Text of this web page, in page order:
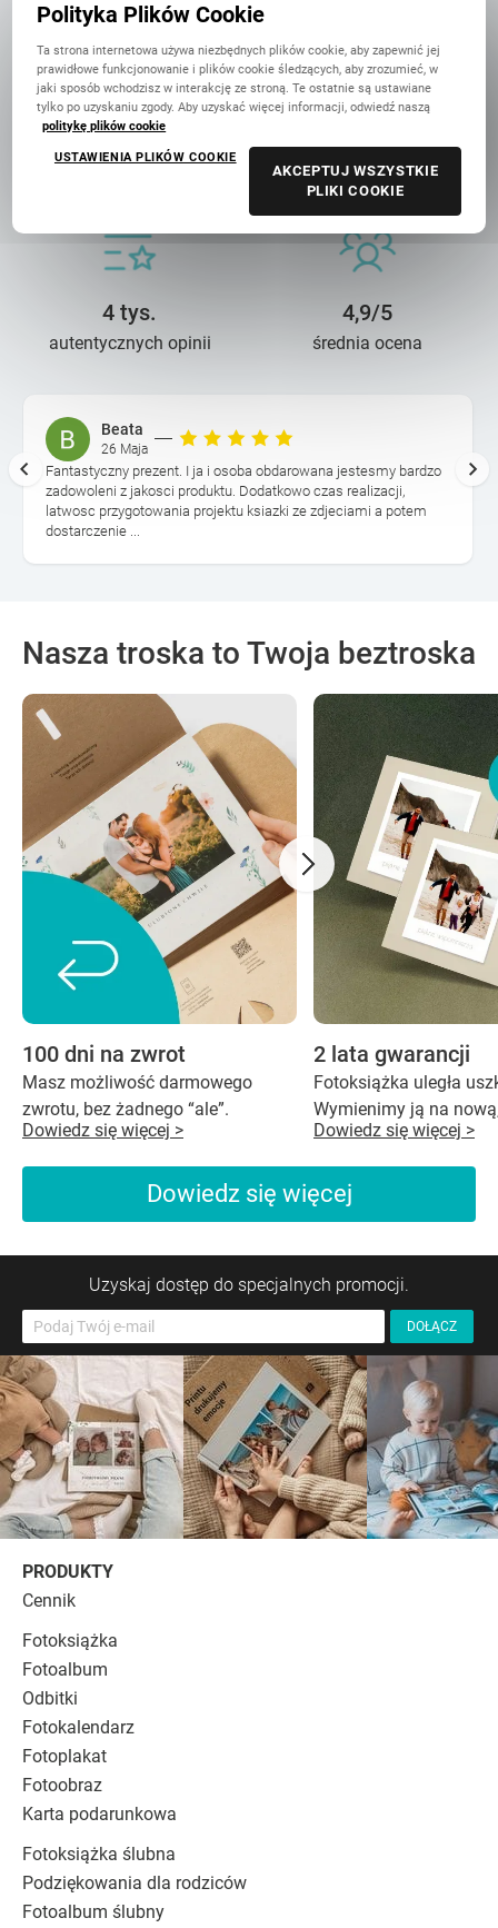
14 lat troski 90 mln+
wydrukowanych zdjęć
4 tys.
autentycznych opinii
4,9/5
średnia ocena
Beata
26 Maja
Fantastyczny prezent. I ja i osoba obdarowana jestesmy bardzo
zadowoleni z jakosci produktu. Dodatkowo czas realizacji,
latwosc przygotowania projektu ksiazki ze zdjeciami a potem
dostarczenie ...
Nasza troska to Twoja beztroska
100 dni na zwrot
Masz możliwość darmowego
zwrotu, bez żadnego “ale”.
Dowiedz się więcej >
2 lata gwarancji
Fotoksiążka uległa
Wymienimy ją na
Dowiedz się więcej >
Dowiedz się więcej
Uzyskaj dostęp do specjalnych promocji.
PRODUKTY
Cennik
Fotoksiążka
Fotoalbum
Odbitki
Fotokalendarz
Fotoplakat
Fotoobraz
Karta podarunkowa
Fotoksiążka ślubna
Podziękowania dla rodziców
Fotoalbum ślubny
Polityka Plików Cookie
Ta strona internetowa używa niezbędnych plików cookie, aby zapewnić jej
prawidłowe funkcjonowanie i plików cookie śledzących, aby zrozumieć, w
jaki sposób wchodzisz w interakcję ze stroną. Te ostatnie są ustawiane
tylko po uzyskaniu zgody. Aby uzyskać więcej informacji, odwiedź naszą
politykę plików cookie
USTAWIENIA PLIKÓW COOKIE
AKCEPTUJ WSZYSTKIE
PLIKI COOKIE